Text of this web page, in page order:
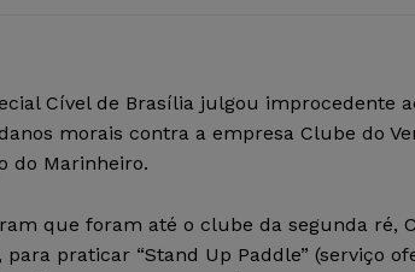
Cível de Brasília julgou improcedente
morais contra a empresa Clube do
do Marinheiro.
que foram até o clube da segunda ré,
para praticar “Stand Up Paddle” (serviço